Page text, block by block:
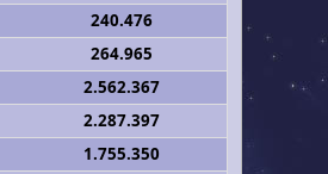
240.476
264.965
2.562.367
2.287.397
1.755.350